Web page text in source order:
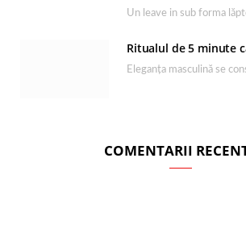
Ritualul de 5 minute
COMENTARII